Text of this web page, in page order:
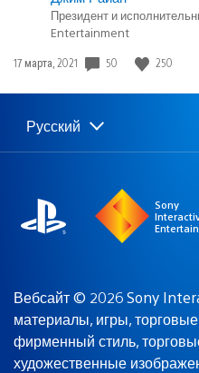
Президент и
Entertainment
Дата
17 марта, 2021 50 250
Выбор
региона
Выбранный
регион:
Русский
Sony
Вебсайт © 2026 Sony
материалы, игры,
фирменный стиль,
художественные